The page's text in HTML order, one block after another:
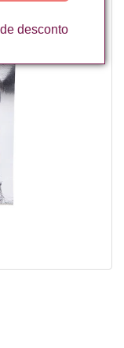
desconto